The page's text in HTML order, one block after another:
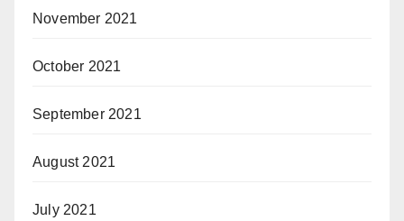
November 2021
October 2021
September 2021
August 2021
July 2021